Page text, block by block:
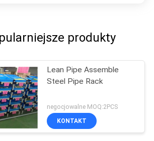
produkty
Lean Pipe Assemble
Steel Pipe Rack
negocjowalne MOQ:2PCS
KONTAKT